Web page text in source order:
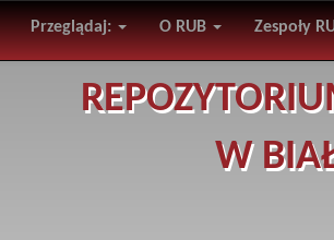
Przeglądaj: O RUB Zespoły
W